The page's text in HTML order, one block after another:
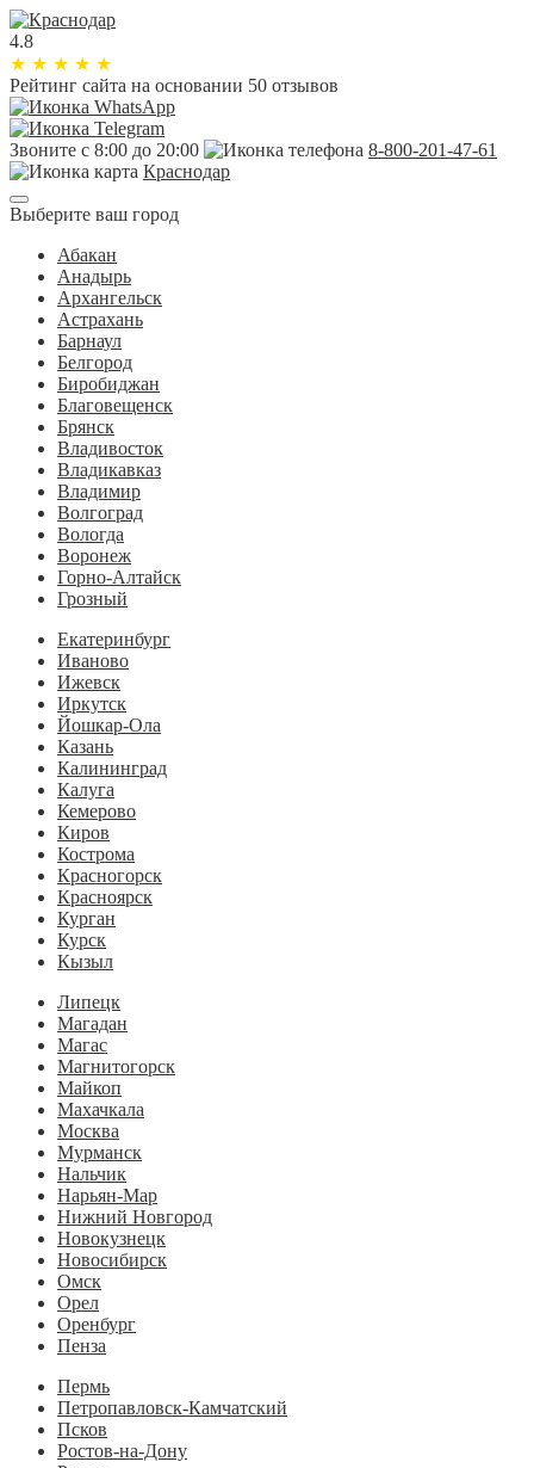
4.8
★ ★ ★ ★ ★
Рейтинг сайта на основании 50 отзывов
Звоните с 8:00 до 20:00
8-800-201-47-61
Краснодар
Выберите ваш город
Абакан
Анадырь
Архангельск
Астрахань
Барнаул
Белгород
Биробиджан
Благовещенск
Брянск
Владивосток
Владикавказ
Владимир
Волгоград
Вологда
Воронеж
Горно-Алтайск
Грозный
Екатеринбург
Иваново
Ижевск
Иркутск
Йошкар-Ола
Казань
Калининград
Калуга
Кемерово
Киров
Кострома
Красногорск
Красноярск
Курган
Курск
Кызыл
Липецк
Магадан
Магас
Магнитогорск
Майкоп
Махачкала
Москва
Мурманск
Нальчик
Нарьян-Мар
Нижний Новгород
Новокузнецк
Новосибирск
Омск
Орел
Оренбург
Пенза
Пермь
Петропавловск-Камчатский
Псков
Ростов-на-Дону